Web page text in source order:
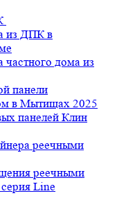
из ДПК в
дома из
панели
в Мытищах 2025
панелей Клин
реечными
реечными
Line